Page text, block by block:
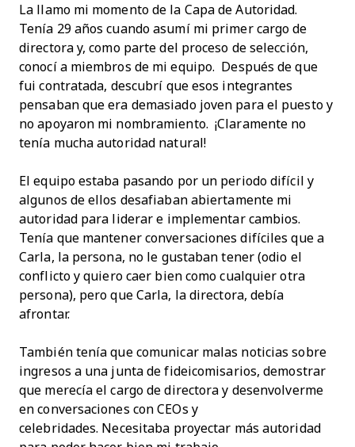
La llamo mi momento de la Capa de Autoridad.
Tenía 29 años cuando asumí mi primer cargo de
directora y, como parte del proceso de selección,
conocí a miembros de mi equipo. Después de que
fui contratada, descubrí que esos integrantes
pensaban que era demasiado joven para el puesto y
no apoyaron mi nombramiento. ¡Claramente no
tenía mucha autoridad natural!
El equipo estaba pasando por un periodo difícil y
algunos de ellos desafiaban abiertamente mi
autoridad para liderar e implementar cambios.
Tenía que mantener conversaciones difíciles que a
Carla, la persona, no le gustaban tener (odio el
conflicto y quiero caer bien como cualquier otra
persona), pero que Carla, la directora, debía
afrontar.
También tenía que comunicar malas noticias sobre
ingresos a una junta de fideicomisarios, demostrar
que merecía el cargo de directora y desenvolverme
en conversaciones con CEOs y
celebridades. Necesitaba proyectar más autoridad